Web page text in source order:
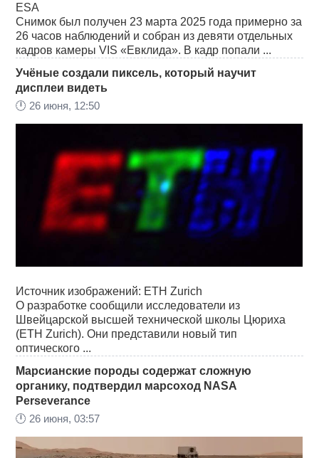
ESA
Снимок был получен 23 марта 2025 года примерно за
26 часов наблюдений и собран из девяти отдельных
кадров камеры VIS «Евклида». В кадр попали ...
Учёные создали пиксель, который научит
дисплеи видеть
🕛 26 июня, 12:50
Источник изображений: ETH Zurich
О разработке сообщили исследователи из
Швейцарской высшей технической школы Цюриха
(ETH Zurich). Они представили новый тип
оптического ...
Марсианские породы содержат сложную
органику, подтвердил марсоход NASA
Perseverance
🕛 26 июня, 03:57